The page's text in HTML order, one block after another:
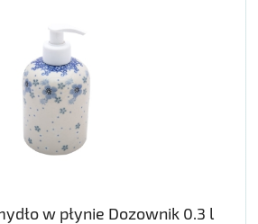
w płynie Dozownik 0.3 l